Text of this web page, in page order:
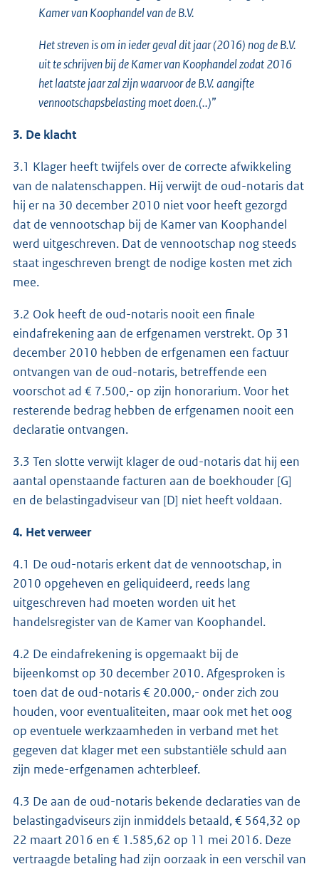
Kamer van Koophandel van de B.V.
Het streven is om in ieder geval dit jaar (2016) nog de B.V.
uit te schrijven bij de Kamer van Koophandel zodat 2016
het laatste jaar zal zijn waarvoor de B.V. aangifte
vennootschapsbelasting moet doen.(..)”
3. De klacht
3.1 Klager heeft twijfels over de correcte afwikkeling
van de nalatenschappen. Hij verwijt de oud-notaris dat
hij er na 30 december 2010 niet voor heeft gezorgd
dat de vennootschap bij de Kamer van Koophandel
werd uitgeschreven. Dat de vennootschap nog steeds
staat ingeschreven brengt de nodige kosten met zich
mee.
3.2 Ook heeft de oud-notaris nooit een finale
eindafrekening aan de erfgenamen verstrekt. Op 31
december 2010 hebben de erfgenamen een factuur
ontvangen van de oud-notaris, betreffende een
voorschot ad € 7.500,- op zijn honorarium. Voor het
resterende bedrag hebben de erfgenamen nooit een
declaratie ontvangen.
3.3 Ten slotte verwijt klager de oud-notaris dat hij een
aantal openstaande facturen aan de boekhouder [G]
en de belastingadviseur van [D] niet heeft voldaan.
4. Het verweer
4.1 De oud-notaris erkent dat de vennootschap, in
2010 opgeheven en geliquideerd, reeds lang
uitgeschreven had moeten worden uit het
handelsregister van de Kamer van Koophandel.
4.2 De eindafrekening is opgemaakt bij de
bijeenkomst op 30 december 2010. Afgesproken is
toen dat de oud-notaris € 20.000,- onder zich zou
houden, voor eventualiteiten, maar ook met het oog
op eventuele werkzaamheden in verband met het
gegeven dat klager met een substantiële schuld aan
zijn mede-erfgenamen achterbleef.
4.3 De aan de oud-notaris bekende declaraties van de
belastingadviseurs zijn inmiddels betaald, € 564,32 op
22 maart 2016 en € 1.585,62 op 11 mei 2016. Deze
vertraagde betaling had zijn oorzaak in een verschil van